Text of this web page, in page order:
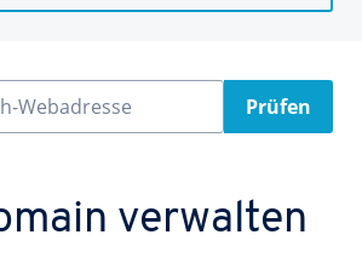
Webadresse Prüfen
verwalten